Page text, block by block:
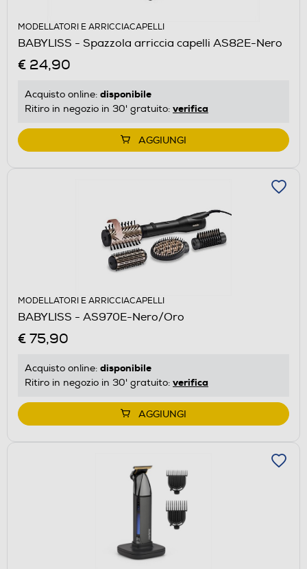
MODELLATORI E ARRICCIACAPELLI
BABYLISS - Spazzola arriccia capelli AS82E-Nero
€ 24,90
Acquisto online: disponibile
Ritiro in negozio in 30' gratuito: verifica
AGGIUNGI
MODELLATORI E ARRICCIACAPELLI
BABYLISS - AS970E-Nero/Oro
€ 75,90
Acquisto online: disponibile
Ritiro in negozio in 30' gratuito: verifica
AGGIUNGI